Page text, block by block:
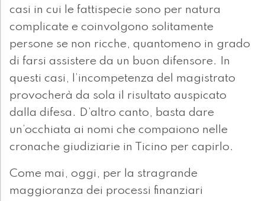
casi in cui le fattispecie sono per natura
complicate e coinvolgono solitamente
persone se non ricche, quantomeno in grado
di farsi assistere da un buon difensore. In
questi casi, l’incompetenza del magistrato
provocherà da sola il risultato auspicato
dalla difesa. D’altro canto, basta dare
un’occhiata ai nomi che compaiono nelle
cronache giudiziarie in Ticino per capirlo.
Come mai, oggi, per la stragrande
maggioranza dei processi finanziari